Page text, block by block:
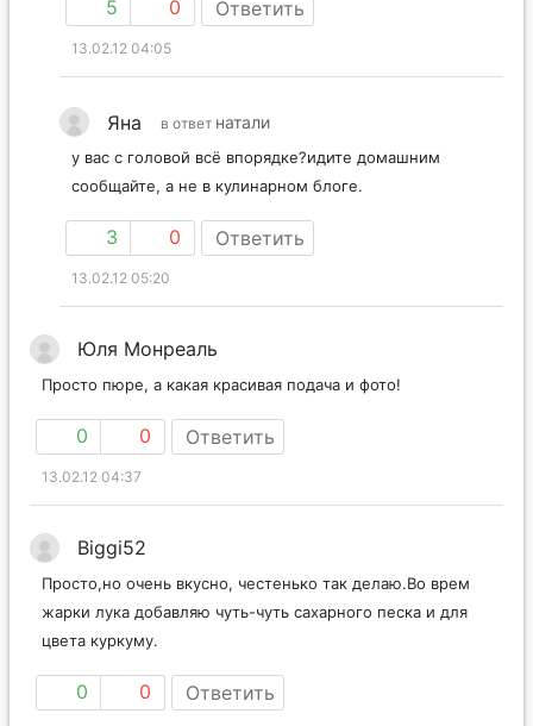
5 0 Ответить
13.02.12 04:05
Яна в ответ натали
у вас с головой всё впорядке?идите домашним
сообщайте, а не в кулинарном блоге.
3 0 Ответить
13.02.12 05:20
Юля Монреаль
Просто пюре, а какая красивая подача и фото!
0 0 Ответить
13.02.12 04:37
Biggi52
Просто,но очень вкусно, честенько так делаю.Во врем
жарки лука добавляю чуть-чуть сахарного песка и для
цвета куркуму.
0 0 Ответить